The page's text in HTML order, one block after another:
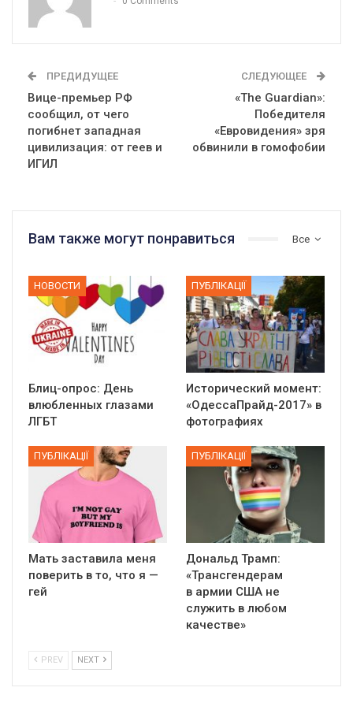
ПРЕДИДУЩЕЕ
Вице-премьер РФ
сообщил, от чего
погибнет западная
цивилизация: от геев и
ИГИЛ
СЛЕДУЮЩЕЕ
«The Guardian»:
Победителя
«Евровидения» зря
обвинили в гомофобии
Все
Вам также могут понравиться
НОВОСТИ
Блиц-опрос: День
влюбленных глазами
ЛГБТ
ПУБЛІКАЦІЇ
Исторический момент:
«ОдессаПрайд-2017» в
фотографиях
ПУБЛІКАЦІЇ
Мать заставила меня
поверить в то, что я —
гей
ПУБЛІКАЦІЇ
Дональд Трамп:
«Трансгендерам
в армии США не
служить в любом
качестве»
PREV NEXT